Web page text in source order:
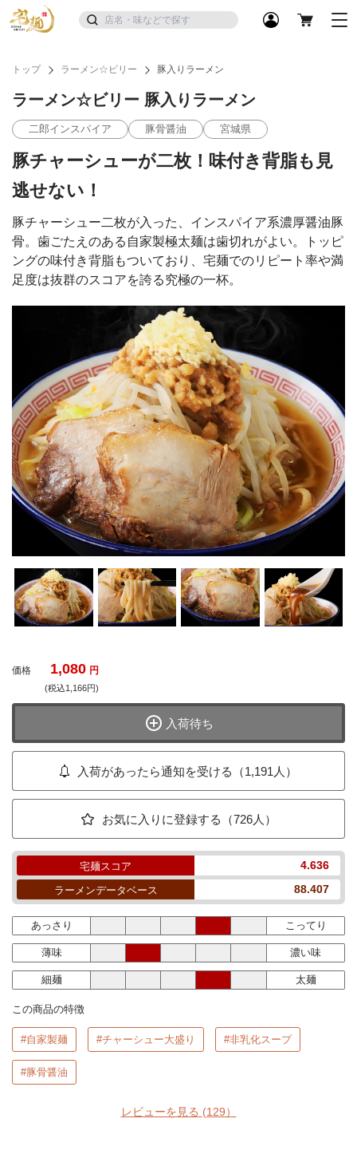
トップ ラーメン☆ビリー 豚入りラーメン
ラーメン☆ビリー 豚入りラーメン
二郎インスパイア 豚骨醤油 宮城県
豚チャーシューが二枚！味付き背脂も見
逃せない！
豚チャーシュー二枚が入った、インスパイア系濃厚醤油豚
骨。歯ごたえのある自家製極太麺は歯切れがよい。トッピ
ングの味付き背脂もついており、宅麺でのリピート率や満
足度は抜群のスコアを誇る究極の一杯。
価格 1,080 円
(税込1,166円)
入荷待ち
入荷があったら通知を受ける（1,191人）
お気に入りに登録する（726人）
宅麺スコア 4.636
ラーメンデータベース 88.407
あっさり こってり
薄味 濃い味
細麺 太麺
この商品の特徴
#自家製麺 #チャーシュー大盛り #非乳化スープ
#豚骨醤油
レビューを見る (129）